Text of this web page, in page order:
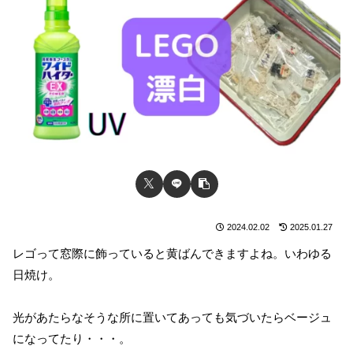
2024.02.02 2025.01.27
レゴって窓際に飾っていると黄ばんできますよね。いわゆる
日焼け。
光があたらなそうな所に置いてあっても気づいたらベージュ
になってたり・・・。